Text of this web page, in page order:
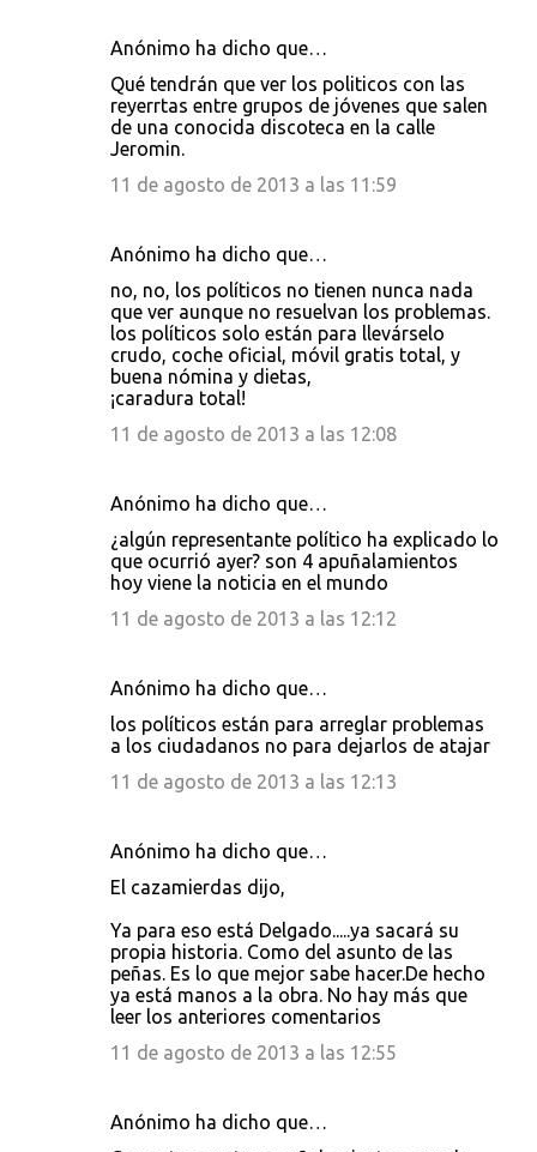
Anónimo ha dicho que…
Qué tendrán que ver los politicos con las
reyerrtas entre grupos de jóvenes que salen
de una conocida discoteca en la calle
Jeromin.
11 de agosto de 2013 a las 11:59
Anónimo ha dicho que…
no, no, los políticos no tienen nunca nada
que ver aunque no resuelvan los problemas.
los políticos solo están para llevárselo
crudo, coche oficial, móvil gratis total, y
buena nómina y dietas,
¡caradura total!
11 de agosto de 2013 a las 12:08
Anónimo ha dicho que…
¿algún representante político ha explicado lo
que ocurrió ayer? son 4 apuñalamientos
hoy viene la noticia en el mundo
11 de agosto de 2013 a las 12:12
Anónimo ha dicho que…
los políticos están para arreglar problemas
a los ciudadanos no para dejarlos de atajar
11 de agosto de 2013 a las 12:13
Anónimo ha dicho que…
El cazamierdas dijo,
Ya para eso está Delgado.....ya sacará su
propia historia. Como del asunto de las
peñas. Es lo que mejor sabe hacer.De hecho
ya está manos a la obra. No hay más que
leer los anteriores comentarios
11 de agosto de 2013 a las 12:55
Anónimo ha dicho que…